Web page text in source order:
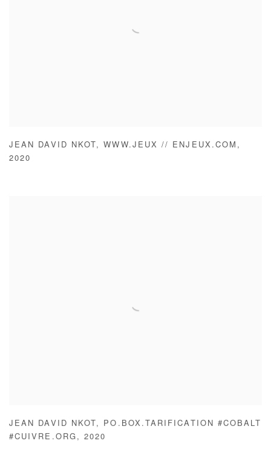
JEAN DAVID NKOT , WWW.JEUX // ENJEUX.COM ,
2020
JEAN DAVID NKOT ,
PO.BOX.TARIFICATION #COBALT
#CUIVRE.ORG ,2020